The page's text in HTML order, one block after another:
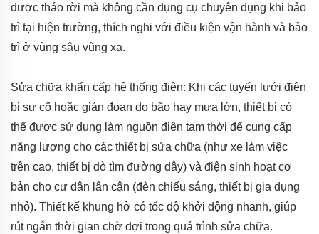
được tháo rời mà không cần dụng cụ chuyên dụng khi bảo
trì tại hiện trường, thích nghi với điều kiện vận hành và bảo
trì ở vùng sâu vùng xa.
Sửa chữa khẩn cấp hệ thống điện: Khi các tuyến lưới điện
bị sự cố hoặc gián đoạn do bão hay mưa lớn, thiết bị có
thể được sử dụng làm nguồn điện tạm thời để cung cấp
năng lượng cho các thiết bị sửa chữa (như xe làm việc
trên cao, thiết bị dò tìm đường dây) và điện sinh hoạt cơ
bản cho cư dân lân cận (đèn chiếu sáng, thiết bị gia dụng
nhỏ). Thiết kế khung hở có tốc độ khởi động nhanh, giúp
rút ngắn thời gian chờ đợi trong quá trình sửa chữa.